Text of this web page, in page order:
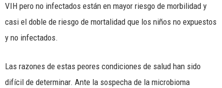
VIH pero no infectados están en mayor riesgo de morbilidad y
casi el doble de riesgo de mortalidad que los niños no expuestos
y no infectados.
Las razones de estas peores condiciones de salud han sido
difícil de determinar. Ante la sospecha de la microbioma